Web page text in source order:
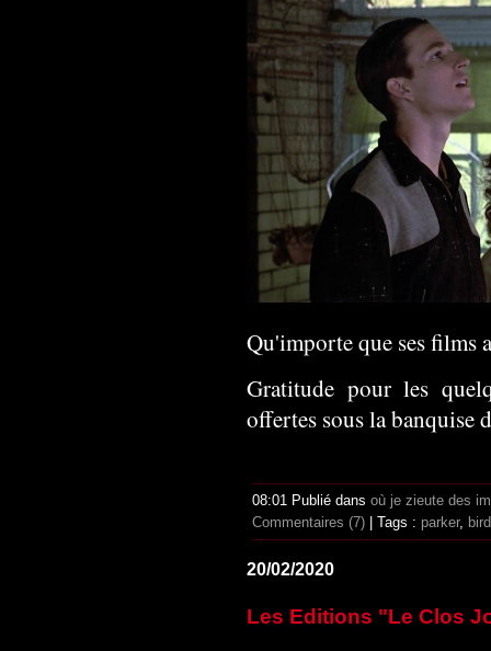
Qu'importe que ses films
Gratitude pour les
offertes sous la banquise
08:01 Publié dans où je zieute des
Commentaires (7) | Tags : parker,
20/02/2020
Les Editions "Le Clos